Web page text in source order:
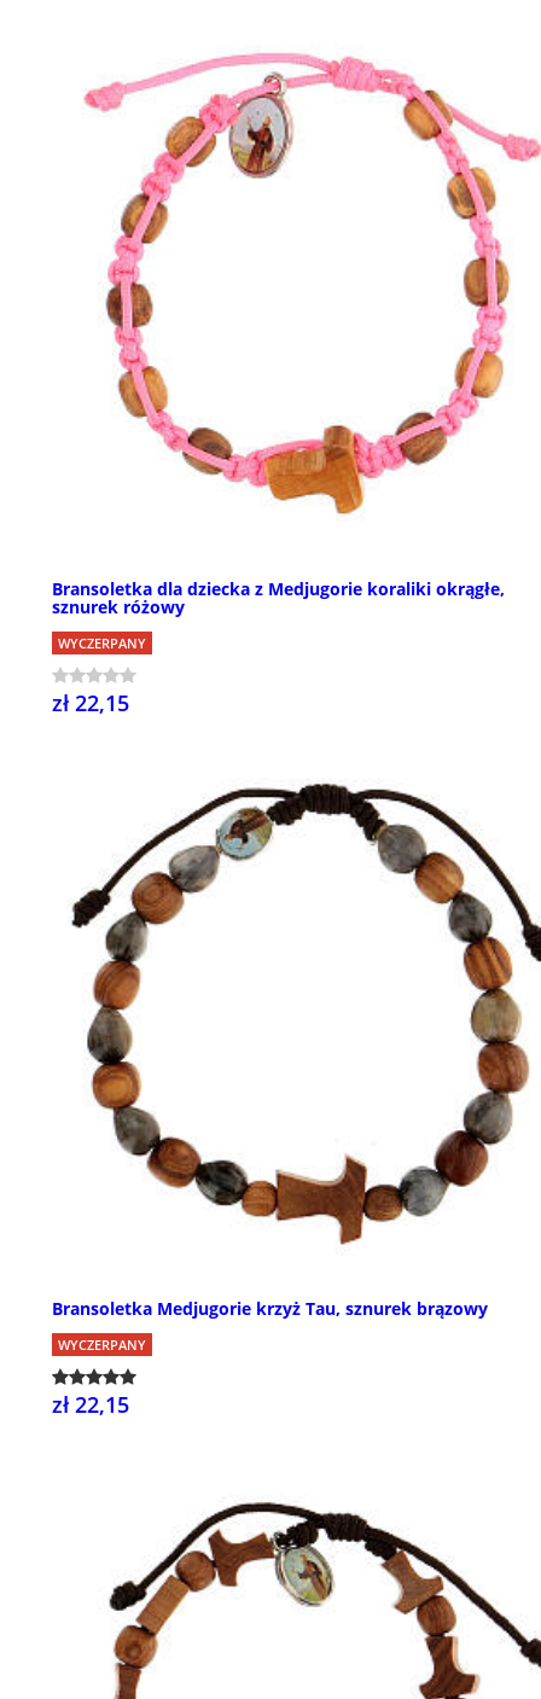
Bransoletka dla dziecka z Medjugorie koraliki okrągłe,
sznurek różowy
WYCZERPANY
zł 22,15
Bransoletka Medjugorie krzyż Tau, sznurek brązowy
WYCZERPANY
zł 22,15